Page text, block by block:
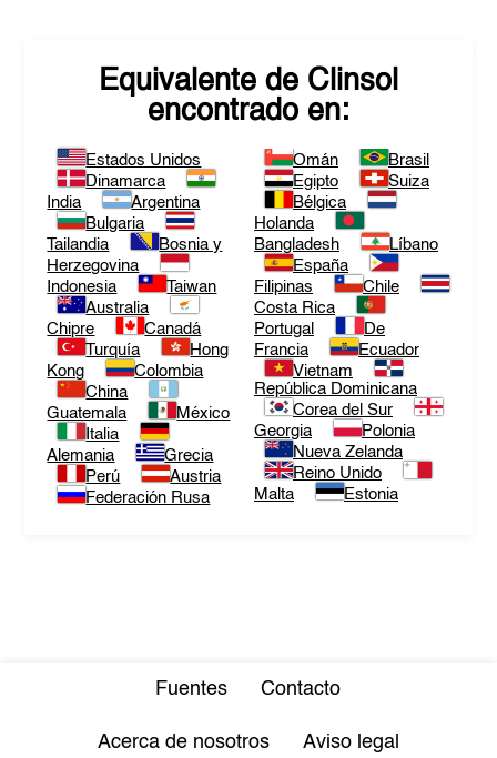
Equivalente de Clinsol
encontrado en:
Estados Unidos
Dinamarca
India
Argentina
Bulgaria
Tailandia
Bosnia y
Herzegovina
Indonesia
Taiwan
Australia
Chipre
Canadá
Turquía
Hong
Kong
Colombia
China
Guatemala
México
Italia
Alemania
Grecia
Perú
Austria
Federación Rusa
Omán
Brasil
Egipto
Suiza
Bélgica
Holanda
Bangladesh
Líbano
España
Filipinas
Chile
Costa Rica
Portugal
De
Francia
Ecuador
Vietnam
República Dominicana
Corea del Sur
Georgia
Polonia
Nueva Zelanda
Reino Unido
Malta
Estonia
Fuentes Contacto
Acerca de nosotros Aviso legal